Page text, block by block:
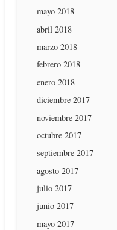
mayo 2018
abril 2018
marzo 2018
febrero 2018
enero 2018
diciembre 2017
noviembre 2017
octubre 2017
septiembre 2017
agosto 2017
julio 2017
junio 2017
mayo 2017